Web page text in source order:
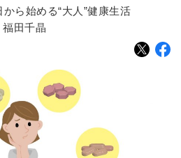
から始める“大人”健康生活
福田千晶